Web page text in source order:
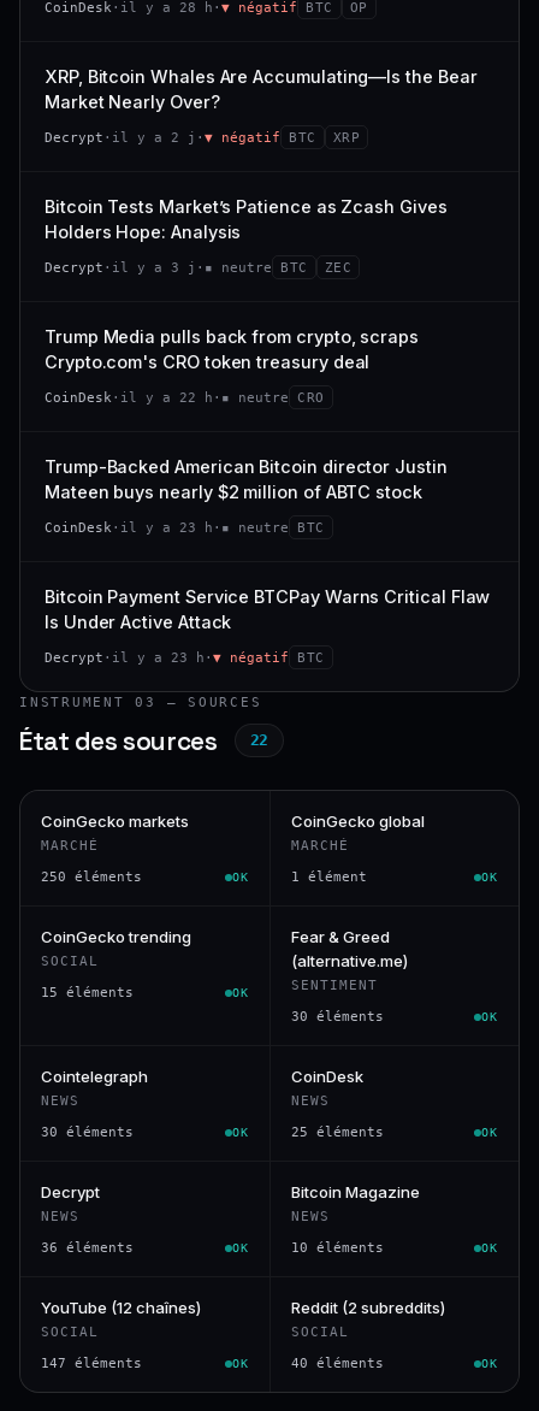
−0,1 % +0,1 %
−0,1 % #29
CONFIANCE
477 M$ 1 464 $
+0,6 % −3,6 %
−94,7 % #102
CONFIANCE
CoinDesk · il y a 28 h · ▼ négatif BTC OP
XRP, Bitcoin Whales Are Accumulating—Is the Bear
Market Nearly Over?
Decrypt · il y a 2 j · ▼ négatif BTC XRP
Bitcoin Tests Market’s Patience as Zcash Gives
Holders Hope: Analysis
Decrypt · il y a 3 j · ▪ neutre BTC ZEC
Trump Media pulls back from crypto, scraps
Crypto.com's CRO token treasury deal
CoinDesk · il y a 22 h · ▪ neutre CRO
Trump-Backed American Bitcoin director Justin
Mateen buys nearly $2 million of ABTC stock
CoinDesk · il y a 23 h · ▪ neutre BTC
Bitcoin Payment Service BTCPay Warns Critical Flaw
Is Under Active Attack
Decrypt · il y a 23 h · ▼ négatif BTC
INSTRUMENT 03 — SOURCES
État des sources 22
CoinGecko markets
MARCHÉ
250 éléments OK
CoinGecko global
MARCHÉ
1 élément OK
CoinGecko trending
SOCIAL
15 éléments OK
Fear & Greed
(alternative.me)
SENTIMENT
30 éléments OK
Cointelegraph
NEWS
30 éléments OK
CoinDesk
NEWS
25 éléments OK
Decrypt
NEWS
36 éléments OK
Bitcoin Magazine
NEWS
10 éléments OK
YouTube (12 chaînes)
SOCIAL
147 éléments OK
Reddit (2 subreddits)
SOCIAL
40 éléments OK